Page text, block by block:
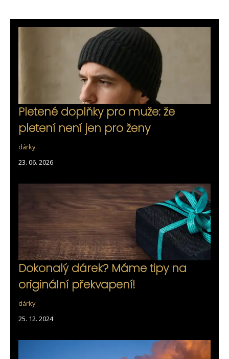
Pletené doplňky pro muže: že
pletení není jen pro ženy
dárky
23. 06. 2026
Dokonalý dárek? Máme tipy na
originální překvapení!
dárky
25. 12. 2024